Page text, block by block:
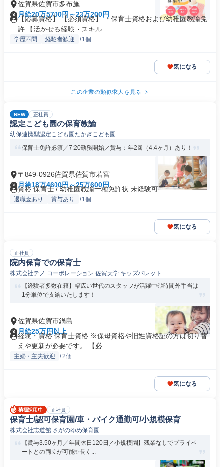
佐賀県佐賀市多布施
月給20万5700円～23万200円
【応募資格】 【必須資格】 ・保育士資格および幼稚園教諭免
許 【活かせる経験・スキル...
学歴不問 経験者歓迎 +1個
気になる
この企業の類似求人を見る
NEW 正社員
認定こども園の保育教諭
幼保連携型認定こども園たかぎこども園
保育士免許必須／7:20勤務開始／賞与：年2回（4.4ヶ月）あり！
〒849-0926佐賀県佐賀市若宮
月給18万4600円～25万600円
資格 保育士 / 幼稚園教諭一種免許状 未経験可
退職金あり 賞与あり +1個
気になる
正社員
院内保育での保育士
株式会社テノ.コーポレーション 佐賀大学 キッズパレット
【経験者多数在籍】幅広い世代のスタッフが活躍中◎時間外手当は
1分単位で支給いたします！
佐賀県佐賀市鍋島
月給25万円以上
経験・資格 保育士資格 ※保母資格や旧姓資格証の方は切り替
えや更新が必要です。 【必...
主婦・主夫歓迎 +2個
気になる
正社員
保育士/認可保育園/車・バイク通勤可/小規模保育
株式会社志道館 さがのゆめ保育園
【賞与3.50ヶ月／年間休日120日／小規模園】残業なしでプライベ
ートとの両立が可能✨長く...